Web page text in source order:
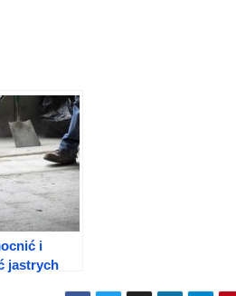
i
jastrych